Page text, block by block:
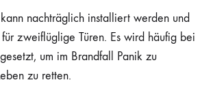
kann nachträglich installiert werden und
zweiflüglige Türen. Es wird häufig bei
um im Brandfall Panik zu
zu retten.